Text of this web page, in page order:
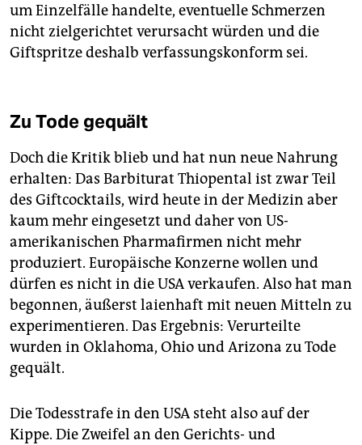
um Einzelfälle handelte, eventuelle Schmerzen
nicht zielgerichtet verursacht würden und die
Giftspritze deshalb verfassungskonform sei.
Zu Tode gequält
Doch die Kritik blieb und hat nun neue Nahrung
erhalten: Das Barbiturat Thiopental ist zwar Teil
des Giftcocktails, wird heute in der Medizin aber
kaum mehr eingesetzt und daher von US-
amerikanischen Pharmafirmen nicht mehr
produziert. Europäische Konzerne wollen und
dürfen es nicht in die USA verkaufen. Also hat man
begonnen, äußerst laienhaft mit neuen Mitteln zu
experimentieren. Das Ergebnis: Verurteilte
wurden in Oklahoma, Ohio und Arizona zu Tode
gequält.
Die Todesstrafe in den USA steht also auf der
Kippe. Die Zweifel an den Gerichts- und